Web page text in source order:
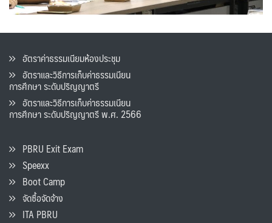
อัตราค่าธรรมเนียมห้องประชุม
อัตราและวิธีการเก็บค่าธรรมเนียน
การศึกษา ระดับปริญญาตรี
อัตราและวิธีการเก็บค่าธรรมเนียน
การศึกษา ระดับปริญญาตรี พ.ศ. 2566
PBRU Exit Exam
Speexx
Boot Camp
จัดซื้อจัดจ้าง
ITA PBRU